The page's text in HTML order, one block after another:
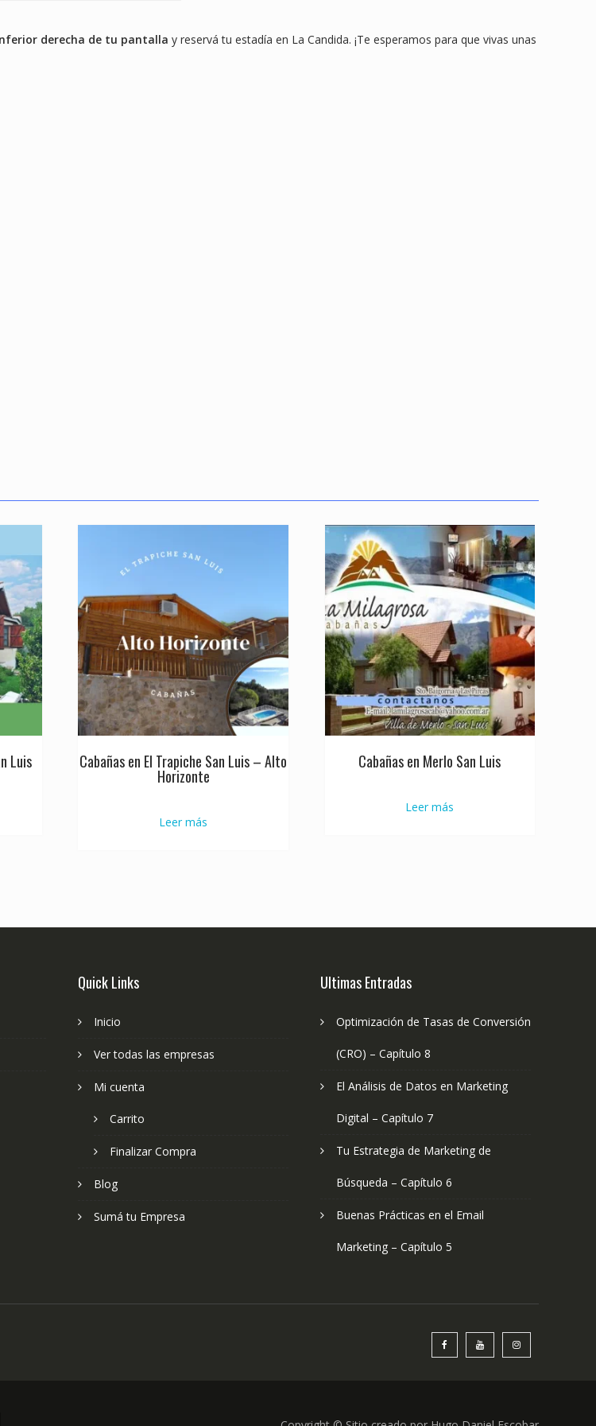
derecha de tu pantalla y reservá tu estadía en La Candida. ¡Te esperamos para que vivas unas
Luis Cabañas en El Trapiche San Luis – Alto
Horizonte
Leer más
Cabañas en Merlo San Luis
Leer más
Quick Links
Inicio
Ver todas las empresas
Mi cuenta
Carrito
Finalizar Compra
Blog
Sumá tu Empresa
Ultimas Entradas
Optimización de Tasas de Conversión
(CRO) – Capítulo 8
El Análisis de Datos en Marketing
Digital – Capítulo 7
Tu Estrategia de Marketing de
Búsqueda – Capítulo 6
Buenas Prácticas en el Email
Marketing – Capítulo 5